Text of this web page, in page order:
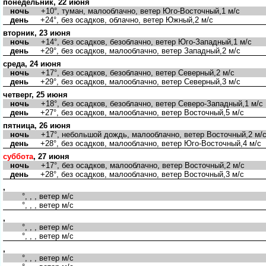
понедельник, 22 июня
ночь +10°, туман, малооблачно, ветер Юго-Восточный,1 м/с
день +24°, без осадков, облачно, ветер Южный,2 м/с
вторник, 23 июня
ночь +14°, без осадков, безоблачно, ветер Юго-Западный,1 м/с
день +29°, без осадков, малооблачно, ветер Западный,2 м/с
среда, 24 июня
ночь +17°, без осадков, безоблачно, ветер Северный,2 м/с
день +29°, без осадков, малооблачно, ветер Северный,3 м/с
четверг, 25 июня
ночь +18°, без осадков, безоблачно, ветер Северо-Западный,1 м/с
день +27°, без осадков, малооблачно, ветер Восточный,5 м/с
пятница, 26 июня
ночь +17°, небольшой дождь, малооблачно, ветер Восточный,2 м/с
день +28°, без осадков, малооблачно, ветер Юго-Восточный,4 м/с
суббота, 27 июня
ночь +17°, без осадков, малооблачно, ветер Восточный,2 м/с
день +28°, без осадков, малооблачно, ветер Восточный,3 м/с
,
°, , , ветер м/с
°, , , ветер м/с
,
°, , , ветер м/с
°, , , ветер м/с
,
°, , , ветер м/с